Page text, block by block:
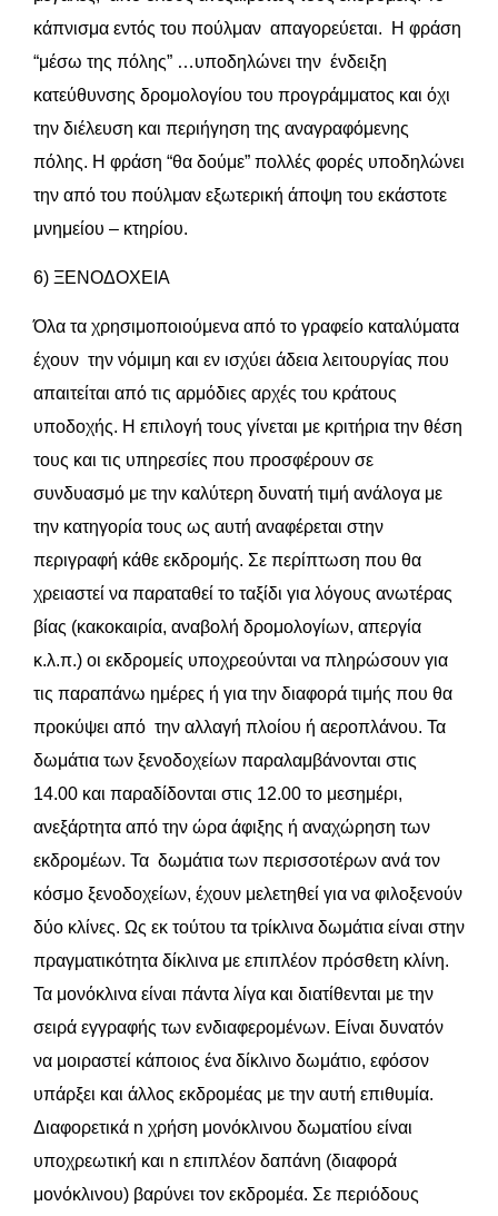
κάπνισμα εντός του πούλμαν απαγορεύεται. Η φράση
“μέσω της πόλης” …υποδηλώνει την ένδειξη
κατεύθυνσης δρομολογίου του προγράμματος και όχι
την διέλευση και περιήγηση της αναγραφόμενης
πόλης. Η φράση “θα δούμε” πολλές φορές υποδηλώνει
την από του πούλμαν εξωτερική άποψη του εκάστοτε
μνημείου – κτηρίου.
6) ΞΕΝΟΔΟΧΕΙΑ
Όλα τα χρησιμοποιούμενα από το γραφείο καταλύματα
έχουν την νόμιμη και εν ισχύει άδεια λειτουργίας που
απαιτείται από τις αρμόδιες αρχές του κράτους
υποδοχής. Η επιλογή τους γίνεται με κριτήρια την θέση
τους και τις υπηρεσίες που προσφέρουν σε
συνδυασμό με την καλύτερη δυνατή τιμή ανάλογα με
την κατηγορία τους ως αυτή αναφέρεται στην
περιγραφή κάθε εκδρομής. Σε περίπτωση που θα
χρειαστεί να παραταθεί τo ταξίδι για λόγους ανωτέρας
βίας (κακοκαιρία, αναβολή δρομολογίων, απεργία
κ.λ.π.) οι εκδρομείς υποχρεούνται να πληρώσουν για
τις παραπάνω ημέρες ή για την διαφορά τιμής που θα
προκύψει από την αλλαγή πλοίου ή αεροπλάνου. Τα
δωμάτια των ξενοδοχείων παραλαμβάνονται στις
14.00 και παραδίδονται στις 12.00 τo μεσημέρι,
ανεξάρτητα από την ώρα άφιξης ή αναχώρηση των
εκδρομέων. Τα δωμάτια των περισσοτέρων ανά τον
κόσμο ξενοδοχείων, έχουν μελετηθεί για να φιλοξενούν
δύο κλίνες. Ως εκ τούτου τα τρίκλινα δωμάτια είναι στην
πραγματικότητα δίκλινα με επιπλέον πρόσθετη κλίνη.
Τα μονόκλινα είναι πάντα λίγα και διατίθενται με την
σειρά εγγραφής των ενδιαφερομένων. Είναι δυνατόν
να μοιραστεί κάποιος ένα δίκλινο δωμάτιο, εφόσον
υπάρξει και άλλος εκδρομέας με την αυτή επιθυμία.
Διαφορετικά n χρήση μονόκλινου δωματίου είναι
υποχρεωτική και n επιπλέον δαπάνη (διαφορά
μονόκλινου) βαρύνει τον εκδρομέα. Σε περιόδους